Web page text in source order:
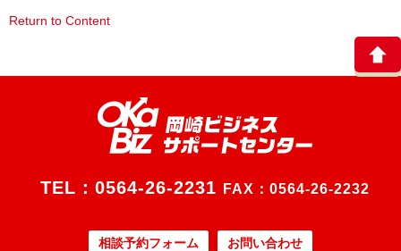
Return to Content
TEL： 0564-26-2231 FAX：0564-26-2232
相談予約フォーム お問い合わせ